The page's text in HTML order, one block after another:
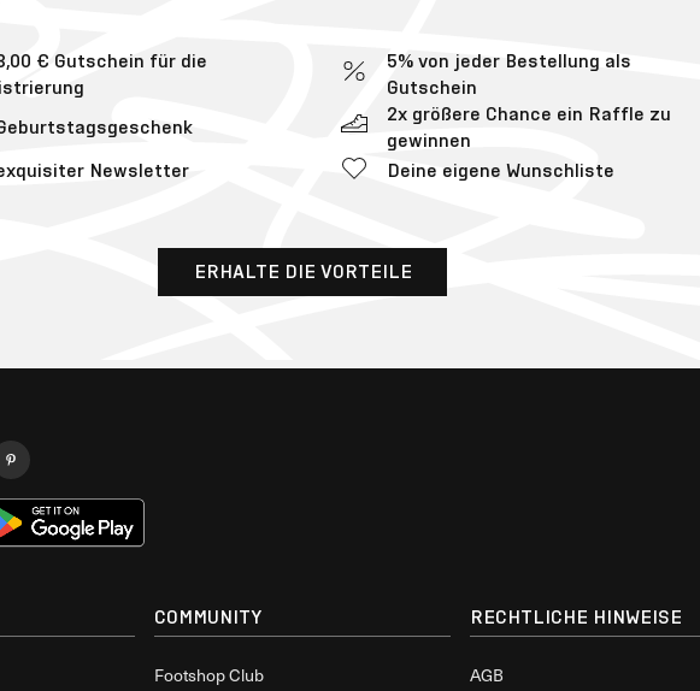
€ Gutschein für die
5% von jeder Bestellung als
Gutschein
2x größere Chance ein Raffle zu
gewinnen
Newsletter
Deine eigene Wunschliste
ERHALTE DIE VORTEILE
COMMUNITY
Footshop Club
RECHTLICHE HINWEISE
AGB